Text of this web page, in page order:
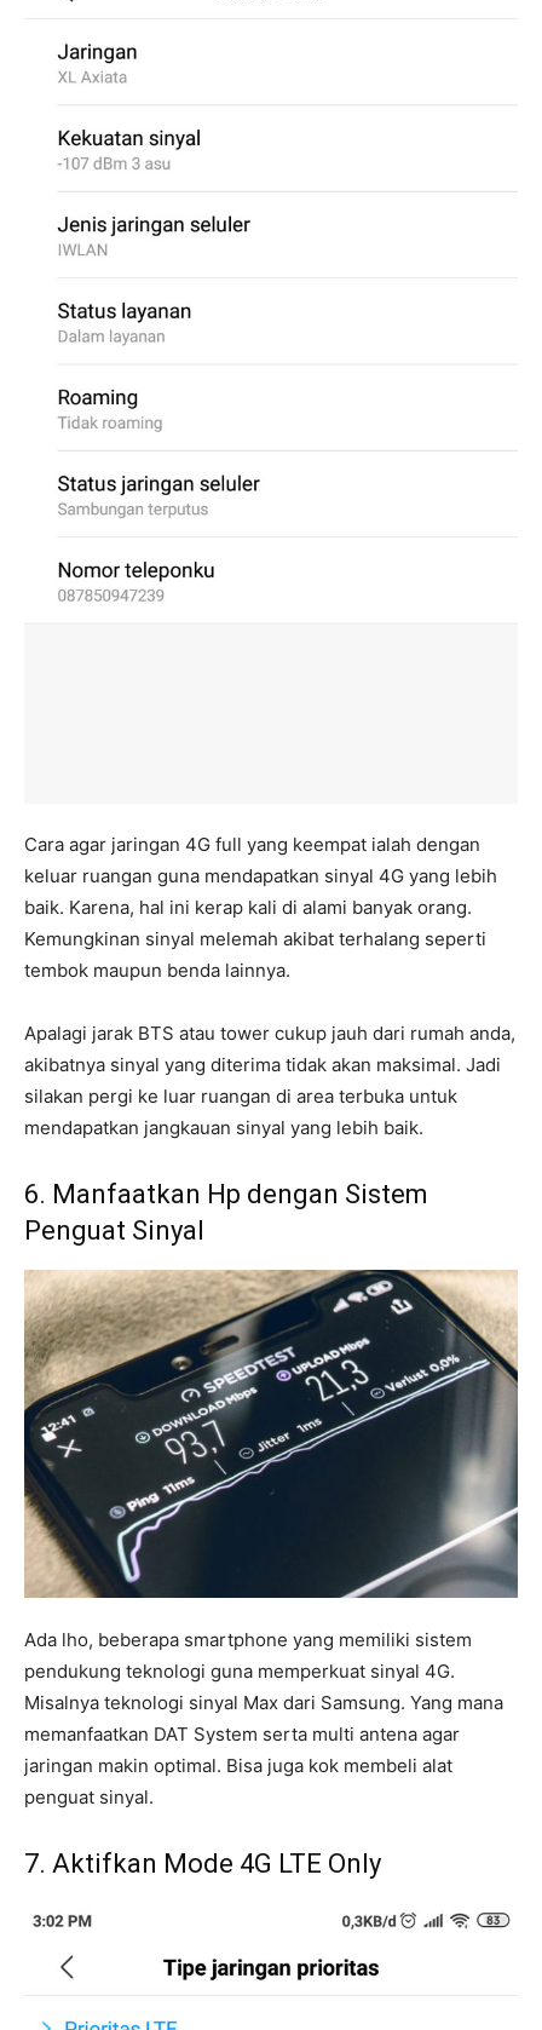
Cara agar jaringan 4G full yang keempat ialah dengan
keluar ruangan guna mendapatkan sinyal 4G yang lebih
baik. Karena, hal ini kerap kali di alami banyak orang.
Kemungkinan sinyal melemah akibat terhalang seperti
tembok maupun benda lainnya.
Apalagi jarak BTS atau tower cukup jauh dari rumah anda,
akibatnya sinyal yang diterima tidak akan maksimal. Jadi
silakan pergi ke luar ruangan di area terbuka untuk
mendapatkan jangkauan sinyal yang lebih baik.
6. Manfaatkan Hp dengan Sistem
Penguat Sinyal
Ada lho, beberapa smartphone yang memiliki sistem
pendukung teknologi guna memperkuat sinyal 4G.
Misalnya teknologi sinyal Max dari Samsung. Yang mana
memanfaatkan DAT System serta multi antena agar
jaringan makin optimal. Bisa juga kok membeli alat
penguat sinyal.
7. Aktifkan Mode 4G LTE Only